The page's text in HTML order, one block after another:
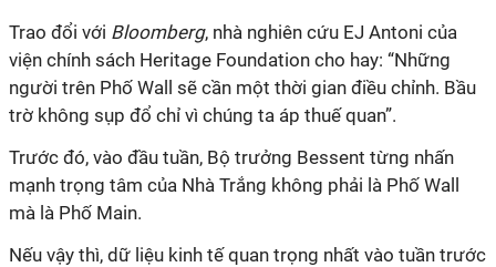
Trao đổi với Bloomberg, nhà nghiên cứu EJ Antoni của
viện chính sách Heritage Foundation cho hay: “Những
người trên Phố Wall sẽ cần một thời gian điều chỉnh. Bầu
trờ không sụp đổ chỉ vì chúng ta áp thuế quan”.
Trước đó, vào đầu tuần, Bộ trưởng Bessent từng nhấn
mạnh trọng tâm của Nhà Trắng không phải là Phố Wall
mà là Phố Main.
Nếu vậy thì, dữ liệu kinh tế quan trọng nhất vào tuần trước